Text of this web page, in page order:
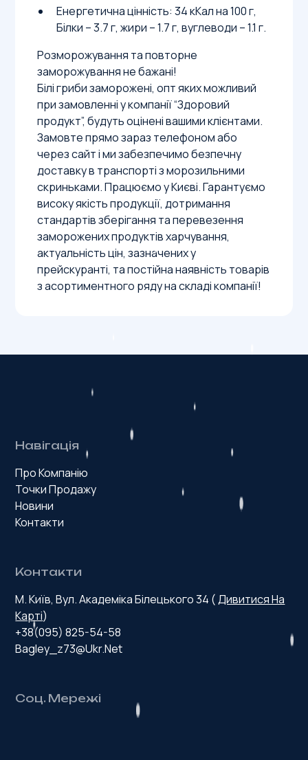
Енергетична цінність: 34 кКал на 100 г,
Білки – 3.7 г, жири – 1.7 г, вуглеводи – 1.1 г.
Розморожування та повторне
заморожування не бажані!
Білі гриби заморожені, опт яких можливий
при замовленні у компанії “Здоровий
продукт”, будуть оцінені вашими клієнтами.
Замовте прямо зараз телефоном або
через сайт і ми забезпечимо безпечну
доставку в транспорті з морозильними
скриньками. Працюємо у Києві. Гарантуємо
високу якість продукції, дотримання
стандартів зберігання та перевезення
заморожених продуктів харчування,
актуальність цін, зазначених у
прейскуранті, та постійна наявність товарів
з асортиментного ряду на складі компанії!
Навігація
Про Компанію
Точки Продажу
Новини
Контакти
Контакти
М. Київ, Вул. Академіка Білецького 34 (Дивитися На
Карті)
+38(095) 825-54-58
Bagley_z73@ukr.net
Соц. Мережі